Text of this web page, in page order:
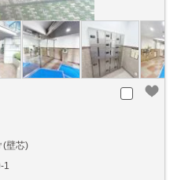
(壁芯)
1